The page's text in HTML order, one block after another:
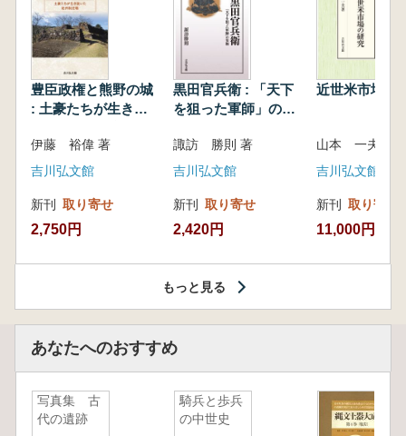
豊臣政権と熊野の城
: 土豪たちが生き抜
伊藤 裕偉 著
吉川弘文館
新刊 取り寄せ
2,750円
黒田官兵衛 : 「天下
を狙った軍師」の実
諏訪 勝則 著
吉川弘文館
新刊 取り寄せ
2,420円
近世米市場の
山本 一夫
吉川弘文館
新刊 取り寄せ
11,000円
もっと見る
あなたへのおすすめ
写真集 古
代の遺跡
騎兵と歩兵
の中世史